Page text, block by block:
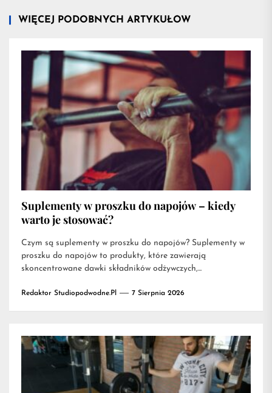
WIĘCEJ PODOBNYCH ARTYKUŁÓW
Suplementy w proszku do napojów – kiedy
warto je stosować?
Czym są suplementy w proszku do napojów? Suplementy w
proszku do napojów to produkty, które zawierają
skoncentrowane dawki składników odżywczych,...
Redaktor Studiopodwodne.pl 7 Sierpnia 2026